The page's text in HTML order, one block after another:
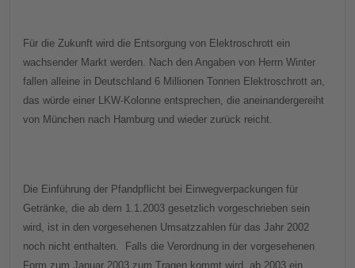
Für die Zukunft wird die Entsorgung von Elektroschrott ein
wachsender Markt werden. Nach den Angaben von Herrn Winter
fallen alleine in Deutschland 6 Millionen Tonnen Elektroschrott an,
das würde einer LKW-Kolonne entsprechen, die aneinandergereiht
von München nach Hamburg und wieder zurück reicht.
Die Einführung der Pfandpflicht bei Einwegverpackungen für
Getränke, die ab dem 1.1.2003 gesetzlich vorgeschrieben sein
wird, ist in den vorgesehenen Umsatzzahlen für das Jahr 2002
noch nicht enthalten.
Falls die Verordnung in der vorgesehenen
Form zum Januar 2003 zum Tragen kommt,wird ab 2003 ein